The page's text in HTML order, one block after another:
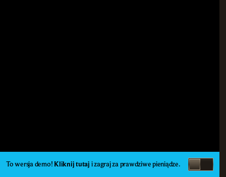
To wersja demo!Kliknij tutaj i zagraj za prawdziwe pieniądze.